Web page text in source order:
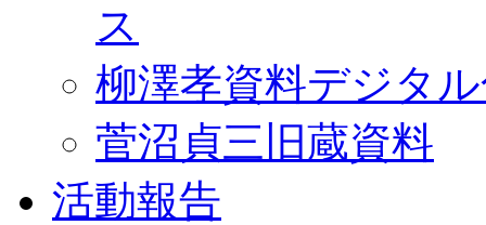
ス
柳澤孝資料デジタ
菅沼貞三旧蔵資料
活動報告